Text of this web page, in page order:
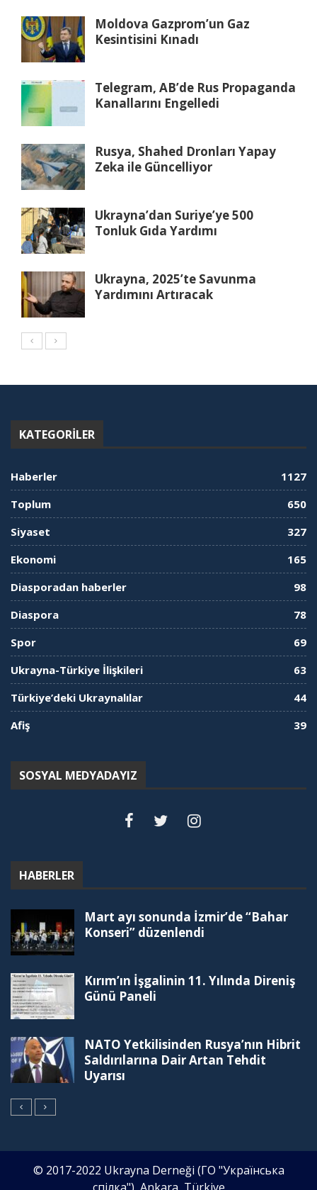
Moldova Gazprom’un Gaz
Kesintisini Kınadı
Telegram, AB’de Rus Propaganda
Kanallarını Engelledi
Rusya, Shahed Dronları Yapay
Zeka ile Güncelliyor
Ukrayna’dan Suriye’ye 500
Tonluk Gıda Yardımı
Ukrayna, 2025’te Savunma
Yardımını Artıracak
KATEGORILER
Haberler
1127
Toplum
650
Siyaset
327
Ekonomi
165
Diasporadan haberler
98
Diaspora
78
Spor
69
Ukrayna-Türkiye İlişkileri
63
Türkiye’deki Ukraynalılar
44
Afiş
39
SOSYAL MEDYADAYIZ
HABERLER
Mart ayı sonunda İzmir’de “Bahar
Konseri” düzenlendi
Kırım’ın İşgalinin 11. Yılında Direniş
Günü Paneli
NATO Yetkilisinden Rusya’nın Hibrit
Saldırılarına Dair Artan Tehdit
Uyarısı
© 2017-2022 Ukrayna Derneği (ГО "Українська